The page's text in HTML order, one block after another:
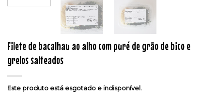
Filete de bacalhau ao alho com puré de grão de bico e
grelos salteados
Este produto está esgotado e indisponível.